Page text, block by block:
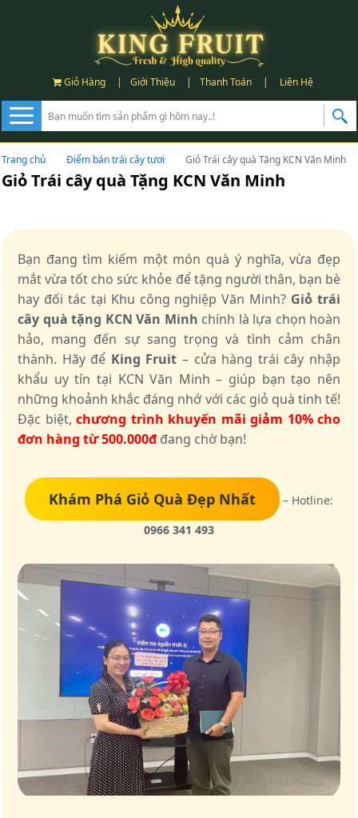
Giỏ Hàng | Giới Thiệu | Thanh Toán | Liên Hệ
Trang chủ Điểm bán trái cây tươi Giỏ Trái cây quà Tặng KCN Văn Minh
Giỏ Trái cây quà Tặng KCN Văn Minh
Bạn đang tìm kiếm một món quà ý nghĩa, vừa đẹp
mắt vừa tốt cho sức khỏe để tặng người thân, bạn bè
hay đối tác tại Khu công nghiệp Văn Minh? Giỏ trái
cây quà tặng KCN Văn Minh chính là lựa chọn hoàn
hảo, mang đến sự sang trọng và tình cảm chân
thành. Hãy để King Fruit – cửa hàng trái cây nhập
khẩu uy tín tại KCN Văn Minh – giúp bạn tạo nên
những khoảnh khắc đáng nhớ với các giỏ quà tinh tế!
Đặc biệt, chương trình khuyến mãi giảm 10% cho
đơn hàng từ 500.000đđang chờ bạn!
Khám Phá Giỏ Quà Đẹp Nhất
– Hotline:
0966 341 493